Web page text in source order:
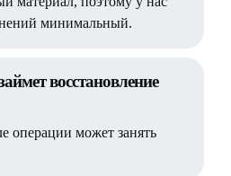
минимальный.
восстановление
операции может занять